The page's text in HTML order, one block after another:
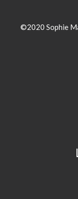
©2020 Sophie